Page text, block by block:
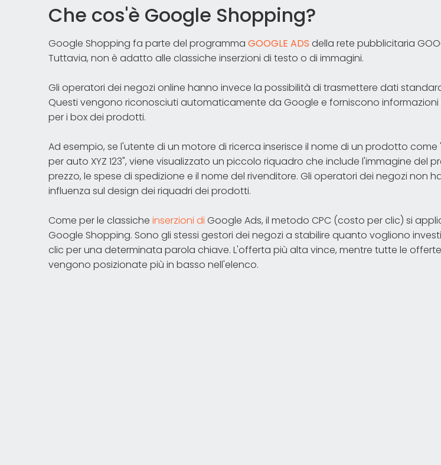
Che cos'è Google Shopping?
Google Shopping fa parte del programma GOOGLE ADS della rete pubblicitaria
Tuttavia, non è adatto alle classiche inserzioni di testo o di immagini.
Gli operatori dei negozi online hanno invece la possibilità di trasmettere dati
Questi vengono riconosciuti automaticamente da Google e forniscono
per i box dei prodotti.
Ad esempio, se l'utente di un motore di ricerca inserisce il nome di un prodotto
per auto XYZ 123", viene visualizzato un piccolo riquadro che include l'immagine del
prezzo, le spese di spedizione e il nome del rivenditore. Gli operatori dei negozi non
influenza sul design dei riquadri dei prodotti.
Come per le classiche inserzioni di Google Ads, il metodo CPC (costo per clic) si
Google Shopping. Sono gli stessi gestori dei negozi a stabilire quanto vogliono
clic per una determinata parola chiave. L'offerta più alta vince, mentre tutte le
vengono posizionate più in basso nell'elenco.